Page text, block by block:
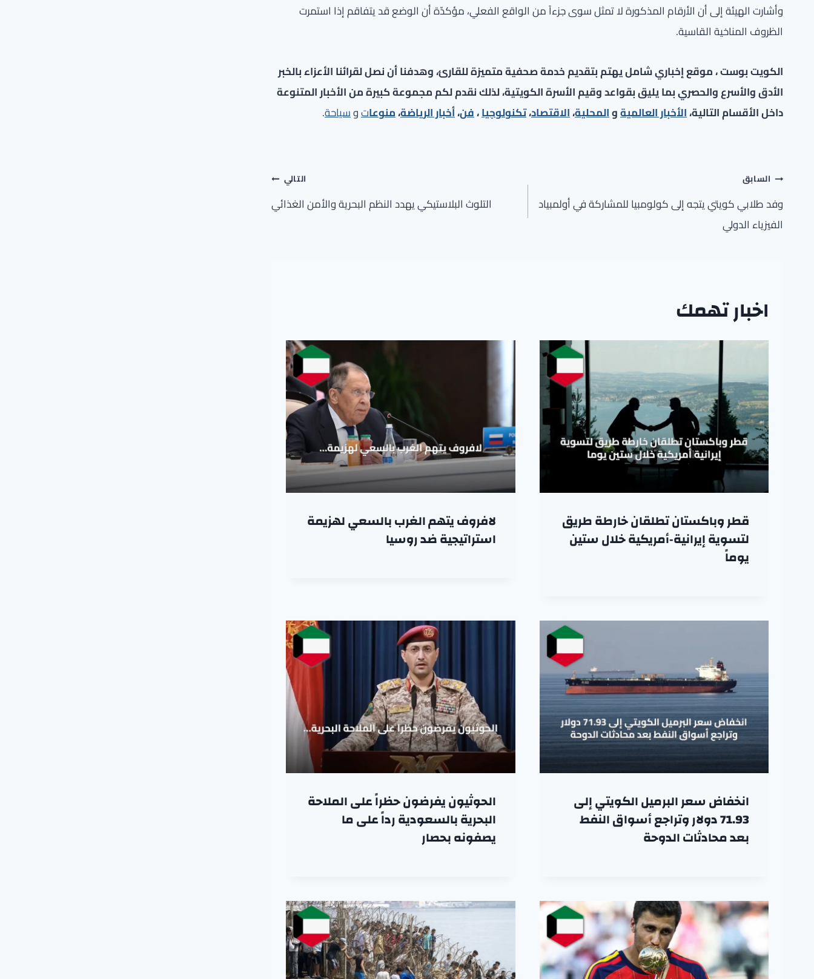
وأشارت الهيئة إلى أن الأرقام المذكورة لا تمثل سوى جزءاً من الواقع الفعلي، مؤكدّة أن الوضع قد يتفاقم إذا استمرت
الظروف المناخية القاسية.
الكويت بوست ، موقع إخباري شامل يهتم بتقديم خدمة صحفية متميزة للقارئ، وهدفنا أن نصل لقرائنا الأعزاء بالخبر
الأدق والأسرع والحصري بما يليق بقواعد وقيم الأسرة الكويتية، لذلك نقدم لكم مجموعة كبيرة من الأخبار المتنوعة
داخل الأقسام التالية،الأخبار العالميةوالمحلية،الاقتصاد،تكنولوجيا،فن،أخبار الرياضة،منوعاتوسياحة.
تصفّح
المقالات
السابق
وفد طلابي كويتي يتجه إلى كولومبيا للمشاركة في أولمبياد
الفيزياء الدولي
التالي
التلوث البلاستيكي يهدد النظم البحرية والأمن الغذائي
اخبار تهمك
قطر وباكستان تطلقان خارطة طريق
لتسوية إيرانية‑أمريكية خلال ستين
يوماً
لافروف يتهم الغرب بالسعي لهزيمة
استراتيجية ضد روسيا
انخفاض سعر البرميل الكويتي إلى
71.93 دولار وتراجع أسواق النفط
بعد محادثات الدوحة
الحوثيون يفرضون حظراً على الملاحة
البحرية بالسعودية رداً على ما
يصفونه بحصار